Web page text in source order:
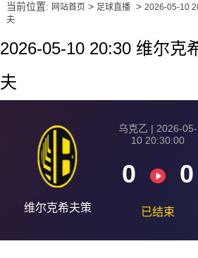
当前位置: 网站首页> 足球直播> 2026-05-10
夫
2026-05-10 20:30 维尔克
夫
维尔克希夫策
乌克乙 | 2026-05-
10 20:30:00
0 0
已结束